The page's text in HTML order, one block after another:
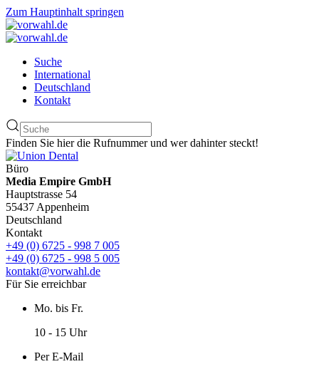
Zum Hauptinhalt springen
Suche
International
Deutschland
Kontakt
Finden Sie hier die Rufnummer und wer dahinter steckt!
Büro
Media Empire GmbH
Hauptstrasse 54
55437 Appenheim
Deutschland
Kontakt
+49 (0) 6725 - 998 7 005
+49 (0) 6725 - 998 5 005
kontakt@vorwahl.de
Für Sie erreichbar
Mo. bis Fr.
10 - 15 Uhr
Per E-Mail